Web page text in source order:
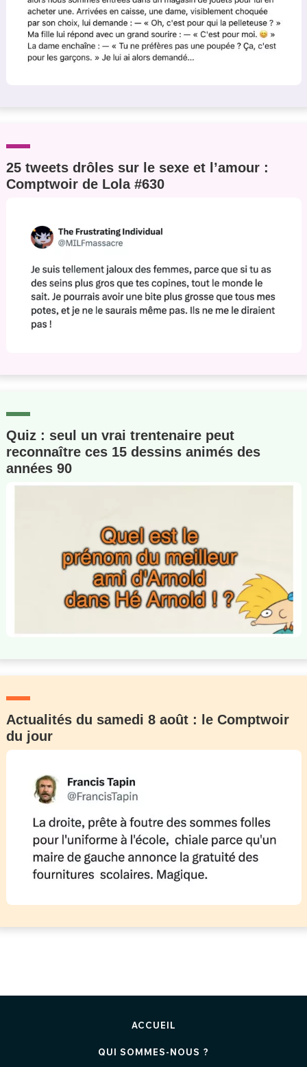
25 tweets drôles sur le sexe et l’amour :
Comptwoir de Lola #630
Quiz : seul un vrai trentenaire peut
reconnaître ces 15 dessins animés des
années 90
Actualités du samedi 8 août : le Comptwoir
du jour
ACCUEIL
QUI SOMMES-NOUS ?